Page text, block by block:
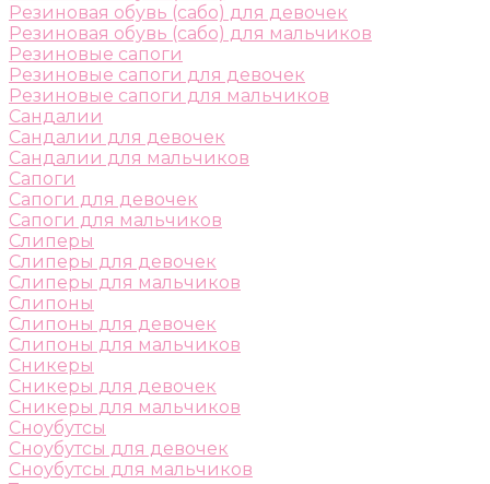
Резиновая обувь (сабо) для девочек
Резиновая обувь (сабо) для мальчиков
Резиновые сапоги
Резиновые сапоги для девочек
Резиновые сапоги для мальчиков
Сандалии
Сандалии для девочек
Сандалии для мальчиков
Сапоги
Сапоги для девочек
Сапоги для мальчиков
Слиперы
Слиперы для девочек
Слиперы для мальчиков
Слипоны
Слипоны для девочек
Слипоны для мальчиков
Сникеры
Сникеры для девочек
Сникеры для мальчиков
Сноубутсы
Сноубутсы для девочек
Сноубутсы для мальчиков